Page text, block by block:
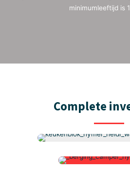
minimumleeftijd is
Complete